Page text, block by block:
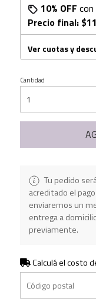
10% OFF con
Precio final:
Ver cuotas y
Cantidad
Tu pedido
acreditado el
enviaremos un
entrega a
previamente.
Calculá el costo